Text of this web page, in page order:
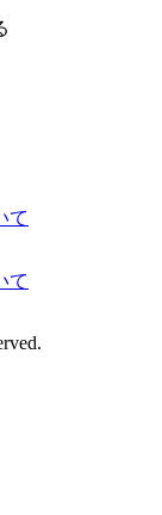
て
て